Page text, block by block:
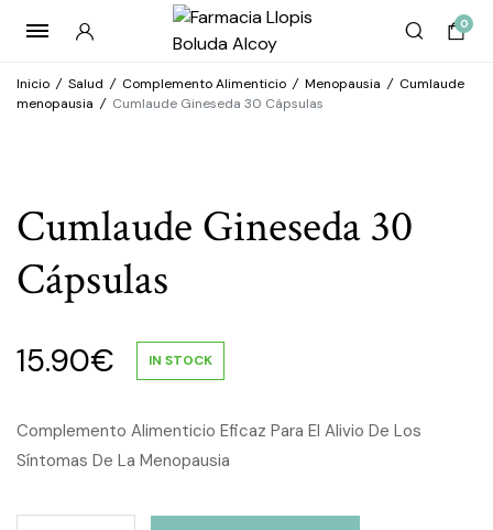
0
Inicio / Salud / Complemento Alimenticio / Menopausia / Cumlaude
menopausia / Cumlaude Gineseda 30 Cápsulas
Cumlaude Gineseda 30
Cápsulas
15.90€ IN STOCK
Complemento Alimenticio Eficaz Para El Alivio De Los
Síntomas De La Menopausia